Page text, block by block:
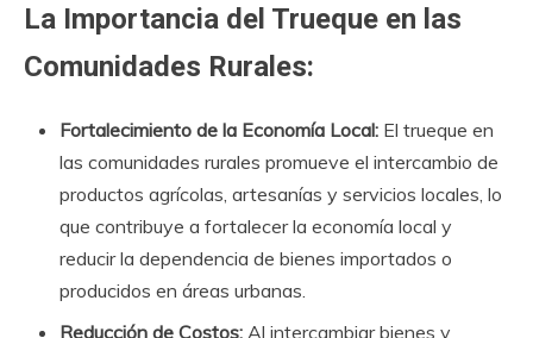
La Importancia del Trueque en las
Comunidades Rurales:
Fortalecimiento de la Economía Local: El trueque en
las comunidades rurales promueve el intercambio de
productos agrícolas, artesanías y servicios locales, lo
que contribuye a fortalecer la economía local y
reducir la dependencia de bienes importados o
producidos en áreas urbanas.
Reducción de Costos: Al intercambiar bienes y